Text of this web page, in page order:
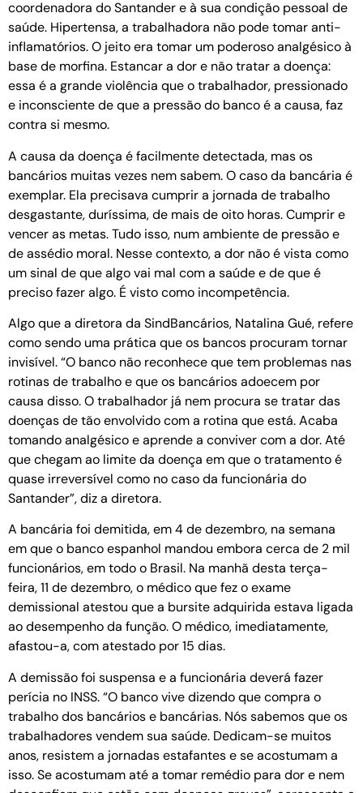
coordenadora do Santander e à sua condição pessoal de
saúde. Hipertensa, a trabalhadora não pode tomar anti-
inflamatórios. O jeito era tomar um poderoso analgésico à
base de morfina. Estancar a dor e não tratar a doença:
essa é a grande violência que o trabalhador, pressionado
e inconsciente de que a pressão do banco é a causa, faz
contra si mesmo.
A causa da doença é facilmente detectada, mas os
bancários muitas vezes nem sabem. O caso da bancária é
exemplar. Ela precisava cumprir a jornada de trabalho
desgastante, duríssima, de mais de oito horas. Cumprir e
vencer as metas. Tudo isso, num ambiente de pressão e
de assédio moral. Nesse contexto, a dor não é vista como
um sinal de que algo vai mal com a saúde e de que é
preciso fazer algo. É visto como incompetência.
Algo que a diretora da SindBancários, Natalina Gué, refere
como sendo uma prática que os bancos procuram tornar
invisível. “O banco não reconhece que tem problemas nas
rotinas de trabalho e que os bancários adoecem por
causa disso. O trabalhador já nem procura se tratar das
doenças de tão envolvido com a rotina que está. Acaba
tomando analgésico e aprende a conviver com a dor. Até
que chegam ao limite da doença em que o tratamento é
quase irreversível como no caso da funcionária do
Santander”, diz a diretora.
A bancária foi demitida, em 4 de dezembro, na semana
em que o banco espanhol mandou embora cerca de 2 mil
funcionários, em todo o Brasil. Na manhã desta terça-
feira, 11 de dezembro, o médico que fez o exame
demissional atestou que a bursite adquirida estava ligada
ao desempenho da função. O médico, imediatamente,
afastou-a, com atestado por 15 dias.
A demissão foi suspensa e a funcionária deverá fazer
perícia no INSS. “O banco vive dizendo que compra o
trabalho dos bancários e bancárias. Nós sabemos que os
trabalhadores vendem sua saúde. Dedicam-se muitos
anos, resistem a jornadas estafantes e se acostumam a
isso. Se acostumam até a tomar remédio para dor e nem